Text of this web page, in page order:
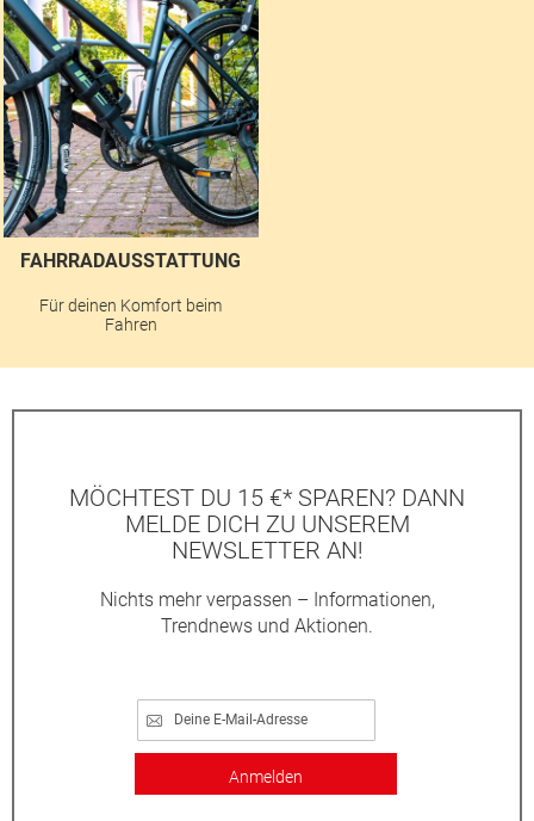
FAHRRADAUSSTATTUNG
Für deinen Komfort beim
Fahren
MÖCHTEST DU 15 €* SPAREN? DANN
MELDE DICH ZU UNSEREM
NEWSLETTER AN!
Nichts mehr verpassen – Informationen,
Trendnews und Aktionen.
Anmelden